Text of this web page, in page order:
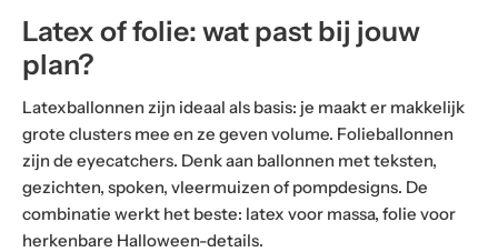
Latex of folie: wat past bij jouw
plan?
Latexballonnen zijn ideaal als basis: je maakt er makkelijk
grote clusters mee en ze geven volume. Folieballonnen
zijn de eyecatchers. Denk aan ballonnen met teksten,
gezichten, spoken, vleermuizen of pompdesigns. De
combinatie werkt het beste: latex voor massa, folie voor
herkenbare Halloween-details.